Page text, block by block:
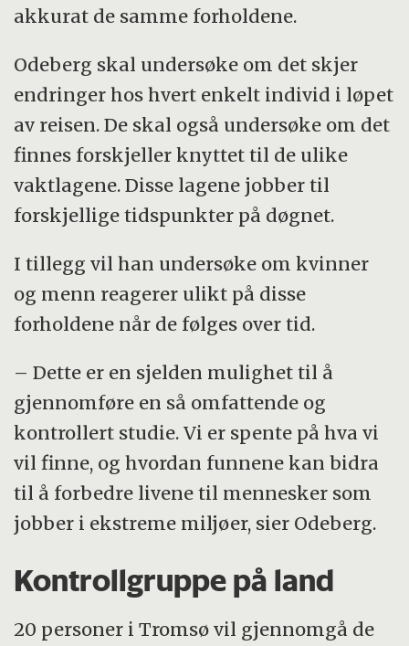
akkurat de samme forholdene.
Odeberg skal undersøke om det skjer
endringer hos hvert enkelt individ i løpet
av reisen. De skal også undersøke om det
finnes forskjeller knyttet til de ulike
vaktlagene. Disse lagene jobber til
forskjellige tidspunkter på døgnet.
I tillegg vil han undersøke om kvinner
og menn reagerer ulikt på disse
forholdene når de følges over tid.
– Dette er en sjelden mulighet til å
gjennomføre en så omfattende og
kontrollert studie. Vi er spente på hva vi
vil finne, og hvordan funnene kan bidra
til å forbedre livene til mennesker som
jobber i ekstreme miljøer, sier Odeberg.
Kontrollgruppe på land
20 personer i Tromsø vil gjennomgå de